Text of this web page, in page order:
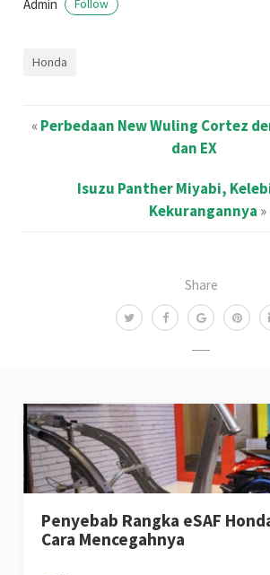
Share
Admin Follow
Honda
«Perbedaan New Wuling Cortez
dan EX
Isuzu Panther Miyabi,
Kekurangannya »
Penyebab Rangka eSAF
Cara Mencegahnya